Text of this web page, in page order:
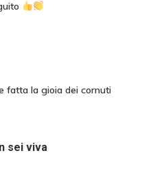
fatta la gioia dei cornuti
sei viva